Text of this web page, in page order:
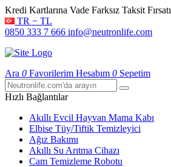
Kredi Kartlarına Vade Farksız Taksit Fırsatı
TR − TL
0850 333 7 666 info@neutronlife.com
Ara 0 Favorilerim Hesabım 0 Sepetim
Hızlı Bağlantılar
Akıllı Evcil Hayvan Mama Kabı
Elbise Tüy/Tiftik Temizleyici
Ağız Bakımı
Akıllı Su Arıtma Cihazı
Cam Temizleme Robotu